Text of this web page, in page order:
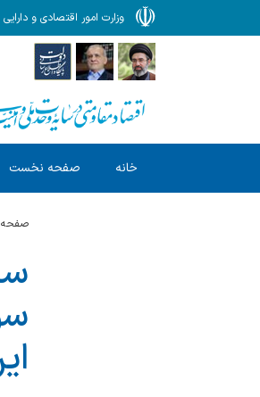
وزارت امور اقتصادی و دارایی
خانه صفحه نخست
صفحه